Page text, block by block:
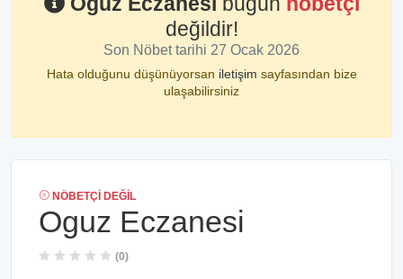
değildir!
Son Nöbet tarihi 27 Ocak 2026
Hata olduğunu düşünüyorsan iletişim sayfasından bize
ulaşabilirsiniz
NÖBETÇI DEĞIL
Oguz Eczanesi
(0)